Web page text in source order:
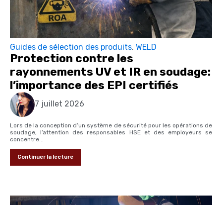
Guides de sélection des produits, WELD
Protection contre les
rayonnements UV et IR en soudage:
l’importance des EPI certifiés
7 juillet 2026
Lors de la conception d’un système de sécurité pour les opérations de
soudage, l’attention des responsables HSE et des employeurs se
concentre...
Continuer la lecture